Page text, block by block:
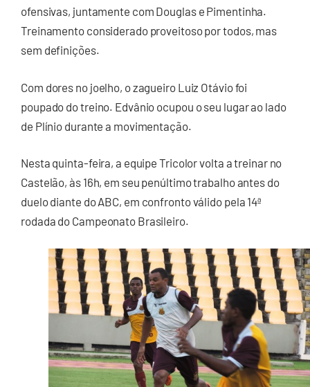
ofensivas, juntamente com Douglas e Pimentinha.
Treinamento considerado proveitoso por todos, mas
sem definições.
Com dores no joelho, o zagueiro Luiz Otávio foi
poupado do treino. Edvânio ocupou o seu lugar ao lado
de Plínio durante a movimentação.
Nesta quinta-feira, a equipe Tricolor volta a treinar no
Castelão, às 16h, em seu penúltimo trabalho antes do
duelo diante do ABC, em confronto válido pela 14ª
rodada do Campeonato Brasileiro.